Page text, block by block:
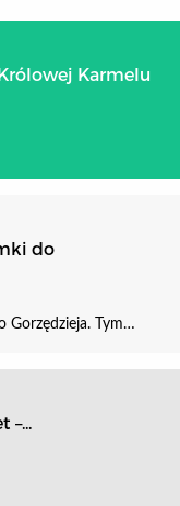
Karmelu
do
Gorzędzieja. Tym…
–...